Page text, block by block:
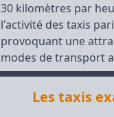
30 kilomètres par
l'activité des taxis
provoquant une
modes de transport
Les taxis